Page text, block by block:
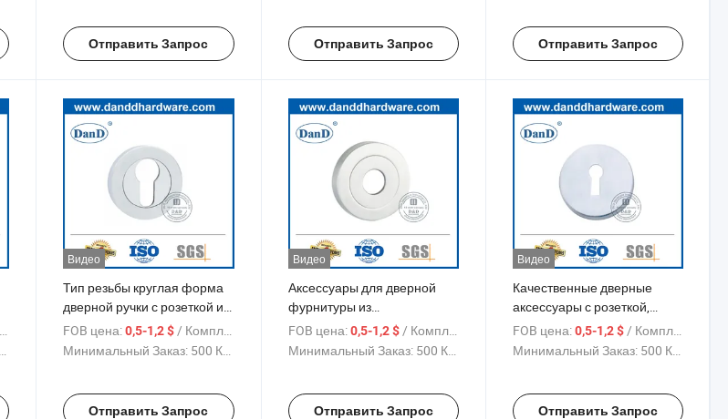
Отправить Запрос Отправить Запрос Отправить Запрос
Видео
Тип резьбы круглая форма
дверной ручки с розеткой и
ключевым отверстием
FOB цена: 0,5-1,2 $ / Комплект
Минимальный Заказ: 500 Комплекты
Отправить Запрос
Видео
Аксессуары для дверной
фурнитуры из
нержавеющей стали,
розетка для рычага двери
FOB цена: 0,5-1,2 $ / Комплект
Минимальный Заказ: 500 Комплекты
Отправить Запрос
Видео
Качественные дверные
аксессуары с розеткой,
ручка-рычаг, цилиндр замка,
эскутcheon
FOB цена: 0,5-1,2 $ / Комплект
Минимальный Заказ: 500 Комплекты
Отправить Запрос